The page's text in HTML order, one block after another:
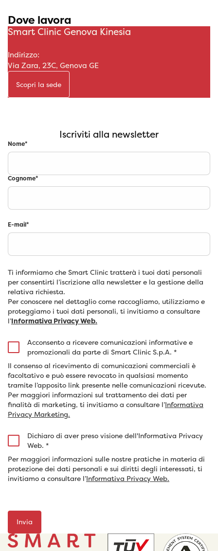
Dove lavora
Smart Clinic Genova Kinesia
Indirizzo:
Via Zara, 23C, Genova GE
Scopri la sede
Iscriviti alla newsletter
Nome*
Cognome*
E-mail*
Ti informiamo che Smart Clinic tratterà i tuoi dati personali
per consentirti l’iscrizione alla newsletter e la gestione della
relativa richiesta.
Per conoscere nel dettaglio come raccogliamo, utilizziamo e
proteggiamo i tuoi dati personali, ti invitiamo a consultare
l’Informativa Privacy Web.
Acconsento a ricevere comunicazioni informative e
promozionali da parte di Smart Clinic S.p.A. *
Il consenso al ricevimento di comunicazioni commerciali è
facoltativo e può essere revocato in qualsiasi momento
tramite l’apposito link presente nelle comunicazioni ricevute.
Per maggiori informazioni sul trattamento dei dati per
finalità di marketing, ti invitiamo a consultare l’Informativa
Privacy Marketing.
Dichiaro di aver preso visione dell'Informativa Privacy
Web. *
Per maggiori informazioni sulle nostre pratiche in materia di
protezione dei dati personali e sui diritti degli interessati, ti
invitiamo a consultare l’Informativa Privacy Web.